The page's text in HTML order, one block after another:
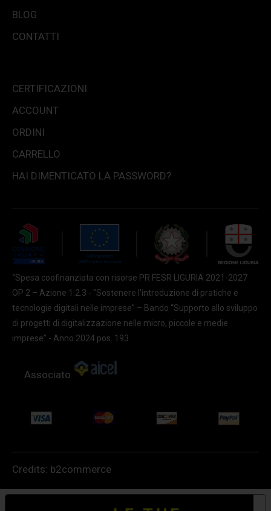
BLOG
CONTATTI
CERTIFICAZIONI
ACCOUNT
ORDINI
CARRELLO
HAI DIMENTICATO LA PASSWORD?
“Spesa coofinanziata con risorse PR FESR LIGURIA 2021-2027
OP 2 – Azione 1.2.3 - "Sostenere l'introduzione di pratiche e
tecnologie digitali nelle imprese” – Bando “Supporto allo sviluppo
di progetti di digitalizzazione nelle micro, piccole e medie
imprese” - Anno 2024 pos. 193
Associato
Credits: b2commerce